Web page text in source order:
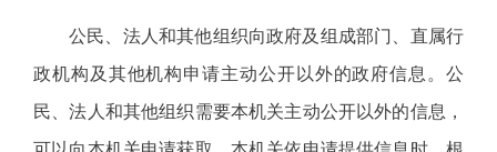
公民、法人和其他组织向政府及组成部门、直属行
政机构及其他机构申请主动公开以外的政府信息。公
民、法人和其他组织需要本机关主动公开以外的信息，